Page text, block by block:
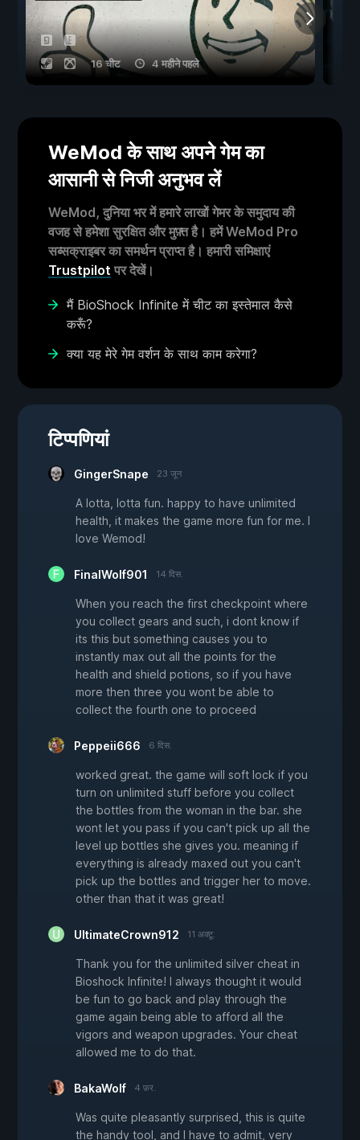
16 चीट 4 महीने पहले
WeMod के साथ अपने गेम का
आसानी से निजी अनुभव लें
WeMod, दुनिया भर में हमारे लाखों गेमर के समुदाय की
वजह से हमेशा सुरक्षित और मुफ़्त है। हमें WeMod Pro
सब्सक्राइबर का समर्थन प्राप्त है। हमारी समिक्षाएं
Trustpilot पर देखें।
मैं BioShock Infinite में चीट का इस्तेमाल कैसे
करूँ?
क्या यह मेरे गेम वर्शन के साथ काम करेगा?
टिप्पणियां
GingerSnape 23 जून
A lotta, lotta fun. happy to have unlimited
health, it makes the game more fun for me. I
love Wemod!
FinalWolf901 14 दिस.
When you reach the first checkpoint where
you collect gears and such, i dont know if
its this but something causes you to
instantly max out all the points for the
health and shield potions, so if you have
more then three you wont be able to
collect the fourth one to proceed
Peppeii666 6 दिस.
worked great. the game will soft lock if you
turn on unlimited stuff before you collect
the bottles from the woman in the bar. she
wont let you pass if you can't pick up all the
level up bottles she gives you. meaning if
everything is already maxed out you can't
pick up the bottles and trigger her to move.
other than that it was great!
UltimateCrown912 11 अक्टू.
Thank you for the unlimited silver cheat in
Bioshock Infinite! I always thought it would
be fun to go back and play through the
game again being able to afford all the
vigors and weapon upgrades. Your cheat
allowed me to do that.
BakaWolf 4 फ़र.
Was quite pleasantly surprised, this is quite
the handy tool, and I have to admit, very